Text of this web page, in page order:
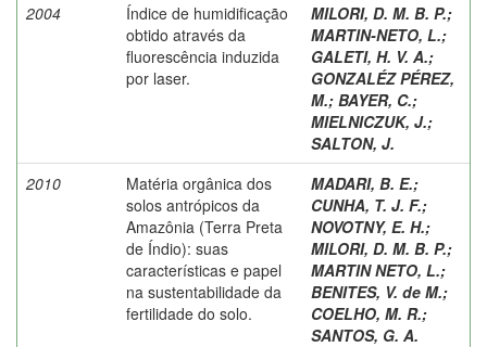
2004
Índice de humidificação
obtido através da
fluorescência induzida
por laser.
MILORI, D. M. B. P.;
MARTIN-NETO, L.;
GALETI, H. V. A.;
GONZALÉZ PÉREZ,
M.; BAYER, C.;
MIELNICZUK, J.;
SALTON, J.
2010
Matéria orgânica dos
solos antrópicos da
Amazônia (Terra Preta
de Índio): suas
características e papel
na sustentabilidade da
fertilidade do solo.
MADARI, B. E.;
CUNHA, T. J. F.;
NOVOTNY, E. H.;
MILORI, D. M. B. P.;
MARTIN NETO, L.;
BENITES, V. de M.;
COELHO, M. R.;
SANTOS, G. A.